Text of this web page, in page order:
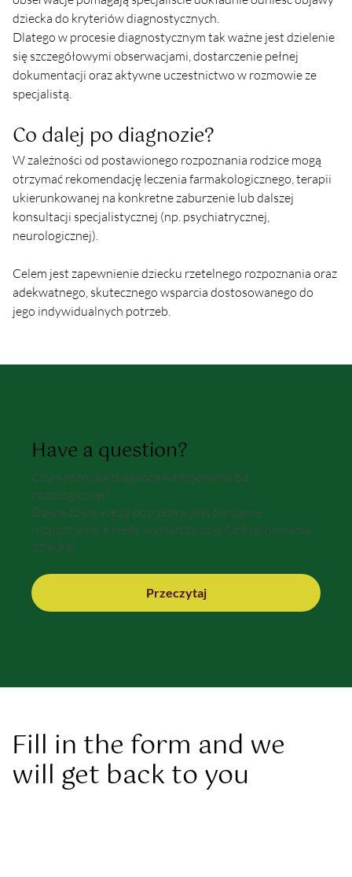
dziecka do kryteriów diagnostycznych.
Dlatego w procesie diagnostycznym tak ważne jest dzielenie
się szczegółowymi obserwacjami, dostarczenie pełnej
dokumentacji oraz aktywne uczestnictwo w rozmowie ze
specjalistą.
Co dalej po diagnozie?
W zależności od postawionego rozpoznania rodzice mogą
otrzymać rekomendację leczenia farmakologicznego, terapii
ukierunkowanej na konkretne zaburzenie lub dalszej
konsultacji specjalistycznej (np. psychiatrycznej,
neurologicznej).
Celem jest zapewnienie dziecku rzetelnego rozpoznania oraz
adekwatnego, skutecznego wsparcia dostosowanego do
jego indywidualnych potrzeb.
Have a question?
Czym różni się diagnoza funkcjonalna od
nozologicznej?
Dowiedz się, kiedy potrzebne jest formalne
rozpoznanie, a kiedy wystarczy opis funkcjonowania
dziecka?
Przeczytaj
Fill in the form and we
will get back to you